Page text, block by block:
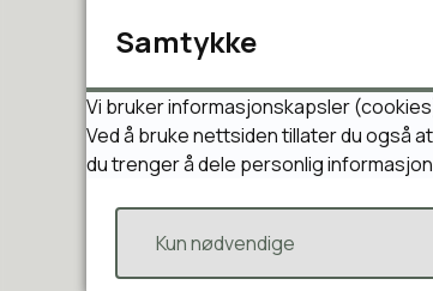
Alle barn
målrettet
og unges
Samtykke
Vi bruker informasjonskapsler
Ved å bruke nettsiden tillater du også
du trenger å dele personlig
Kun nødvendige